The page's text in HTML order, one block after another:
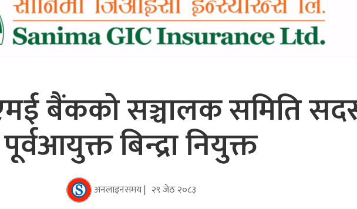
बैंकको सञ्चालक समिति
पूर्वआयुक्त बिन्द्रा नियुक्त
अनलाइनसमय | २९ जेठ २०८३